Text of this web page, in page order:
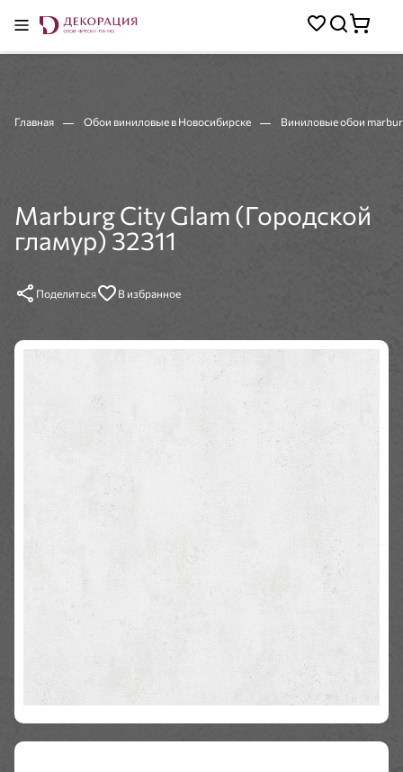
Главная Обои виниловые в Новосибирске Виниловые обои
Marburg City Glam (Городской
гламур) 32311
Поделиться В избранное